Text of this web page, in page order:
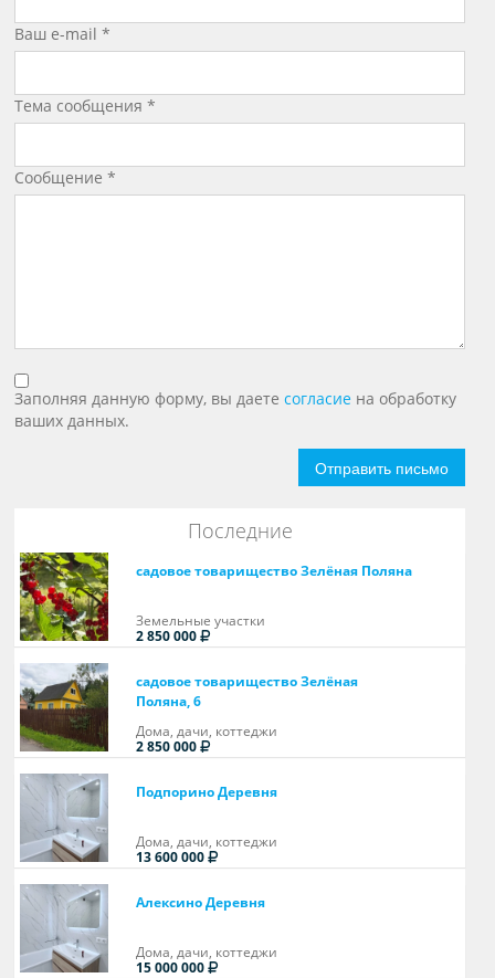
Ваш e-mail *
Тема сообщения *
Сообщение *
Заполняя данную форму, вы даетесогласие на обработку
ваших данных.
Отправить письмо
Последние
садовое товарищество Зелёная Поляна
Земельные участки
2 850 000
садовое товарищество Зелёная
Поляна, 6
Дома, дачи, коттеджи
2 850 000
Подпорино Деревня
Дома, дачи, коттеджи
13 600 000
Алексино Деревня
Дома, дачи, коттеджи
15 000 000